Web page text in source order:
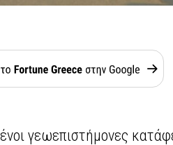
γεωεπιστήμονες